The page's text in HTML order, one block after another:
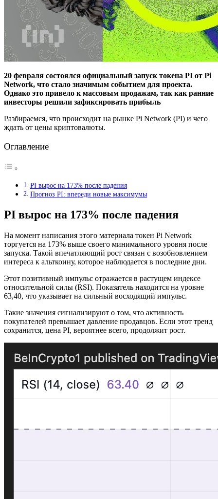
20 февраля состоялся официальный запуск токена PI от Pi
Network, что стало значимым событием для проекта.
Однако это привело к массовым продажам, так как ранние
инвесторы решили зафиксировать прибыль
Разбираемся, что происходит на рынке Pi Network (PI) и чего
ждать от цены криптовалюты.
Оглавление
PI вырос на 173% после падения
Прогноз PI: впереди новые максимумы
PI вырос на 173% после падения
На момент написания этого материала токен Pi Network
торгуется на 173% выше своего минимального уровня после
запуска. Такой впечатляющий рост связан с возобновлением
интереса к альткоину, которое наблюдается в последние дни.
Этот позитивный импульс отражается в растущем индексе
относительной силы (RSI). Показатель находится на уровне
63,40, что указывает на сильный восходящий импульс.
Такие значения сигнализируют о том, что активность
покупателей превышает давление продавцов. Если этот тренд
сохранится, цена PI, вероятнее всего, продолжит рост.